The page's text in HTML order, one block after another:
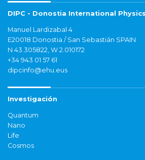
DIPC - Donostia International
Manuel Lardizabal 4
E20018 Donostia / San Sebastián SPAIN
N 43.305822, W 2.010172
+34 943 01 57 61
dipcinfo@ehu.eus
Investigación
Quantum
Nano
Life
Cosmos